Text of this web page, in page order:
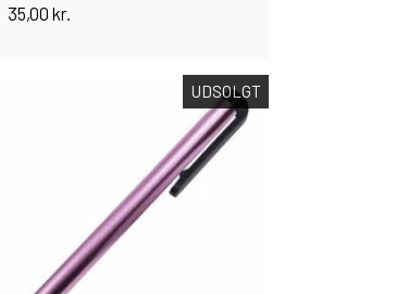
35,00 kr.
UDSOLGT